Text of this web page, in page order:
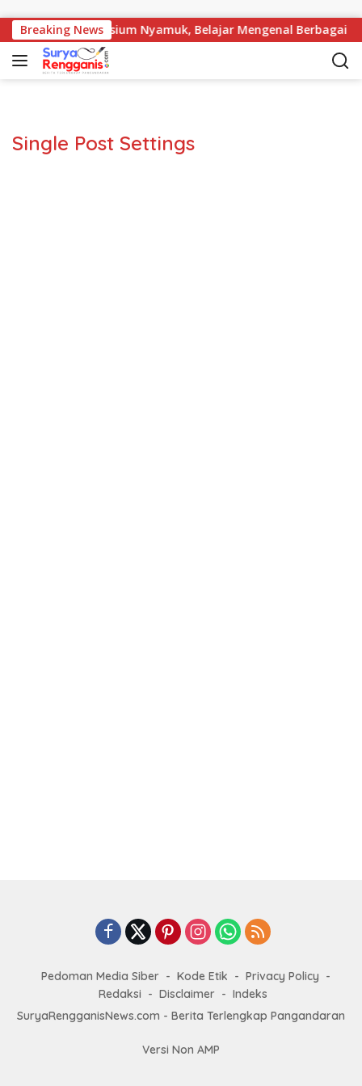
Breaking News
SD Kunjungi Musium Nyamuk, Belajar Mengenal Berbagai
Single Post Settings
Pedoman Media Siber Kode Etik
Privacy Policy
Redaksi
Disclaimer
Indeks
SuryaRengganisNews.com - Berita Terlengkap Pangandaran
Versi Non AMP